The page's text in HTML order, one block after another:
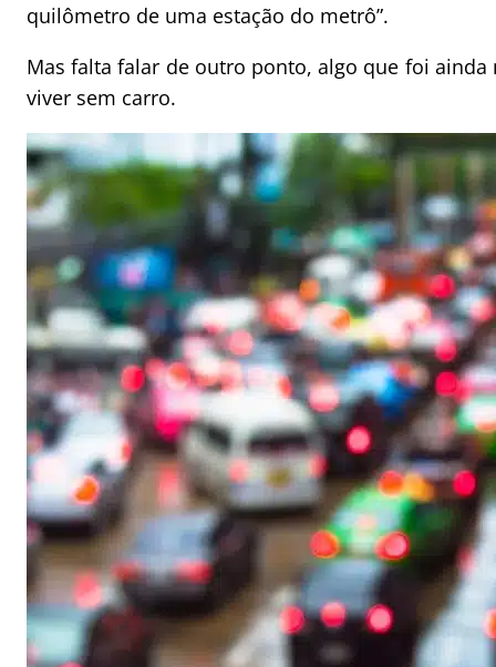
quilômetro de uma estação do metrô”.
Mas falta falar de outro ponto, algo que foi
viver sem carro.